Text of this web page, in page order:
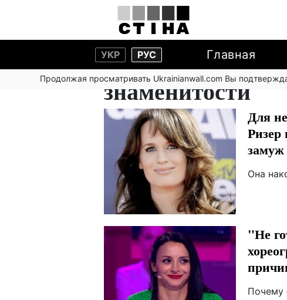
УКР РУС Главная
Продолжая просматривать Ukrainianwall.com Вы
знаменитости
Для
замуж
Она
"Не
Почему